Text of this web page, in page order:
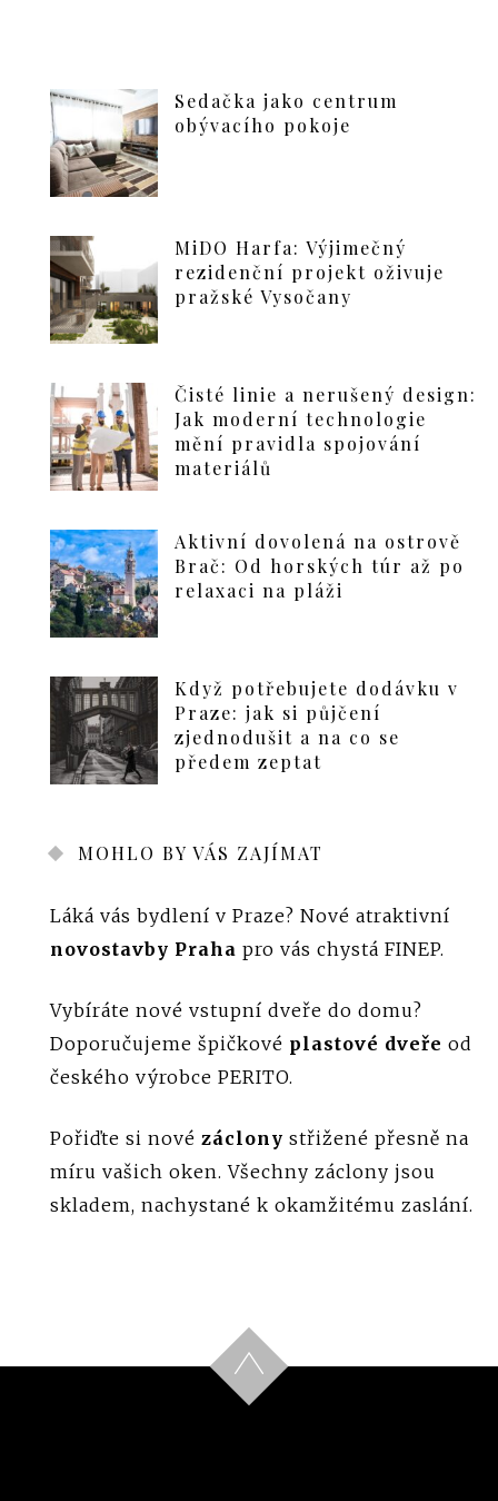
Sedačka jako centrum
obývacího pokoje
MiDO Harfa: Výjimečný
rezidenční projekt oživuje
pražské Vysočany
Čisté linie a nerušený design:
Jak moderní technologie
mění pravidla spojování
materiálů
Aktivní dovolená na ostrově
Brač: Od horských túr až po
relaxaci na pláži
Když potřebujete dodávku v
Praze: jak si půjčení
zjednodušit a na co se
předem zeptat
MOHLO BY VÁS ZAJÍMAT
Láká vás bydlení v Praze? Nové atraktivní
novostavby Praha pro vás chystá FINEP.
Vybíráte nové vstupní dveře do domu?
Doporučujeme špičkové plastové dveře od
českého výrobce PERITO.
Pořiďte si nové záclony střižené přesně na
míru vašich oken. Všechny záclony jsou
skladem, nachystané k okamžitému zaslání.